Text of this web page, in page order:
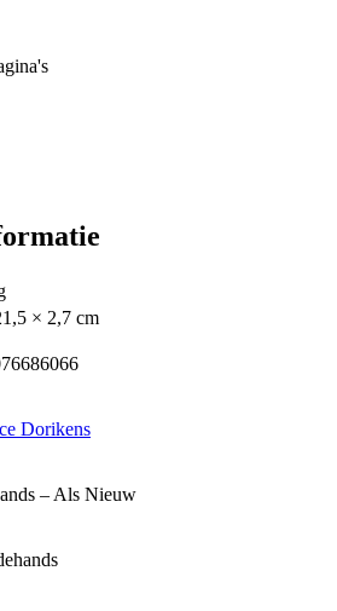
× 2,7 cm
Dorikens
– Als Nieuw